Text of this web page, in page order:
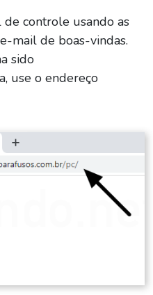
de controle usando as
mail de boas-vindas.
sido
use o endereço